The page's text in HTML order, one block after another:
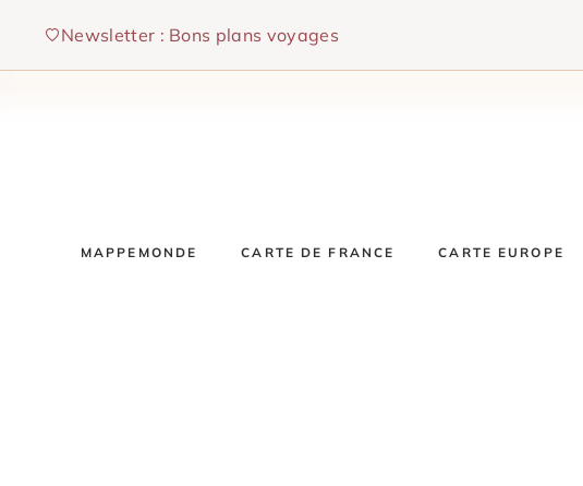
contenu
Newsletter : Bons plans voyages
MAPPEMONDE CARTE DE FRANCE CARTE EUROPE